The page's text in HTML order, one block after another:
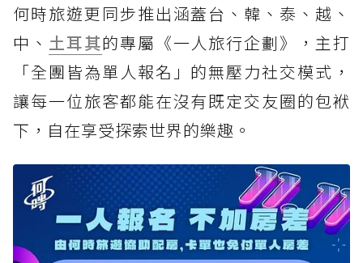
何時旅遊更同步推出涵蓋台、韓、泰、越、
中、 土耳其的專屬《一人旅行企劃》，主打
「全團皆為單人報名」的無壓力社交模式，
讓每一位旅客都能在沒有既定交友圈的包袱
下，自在享受探索世界的樂趣。